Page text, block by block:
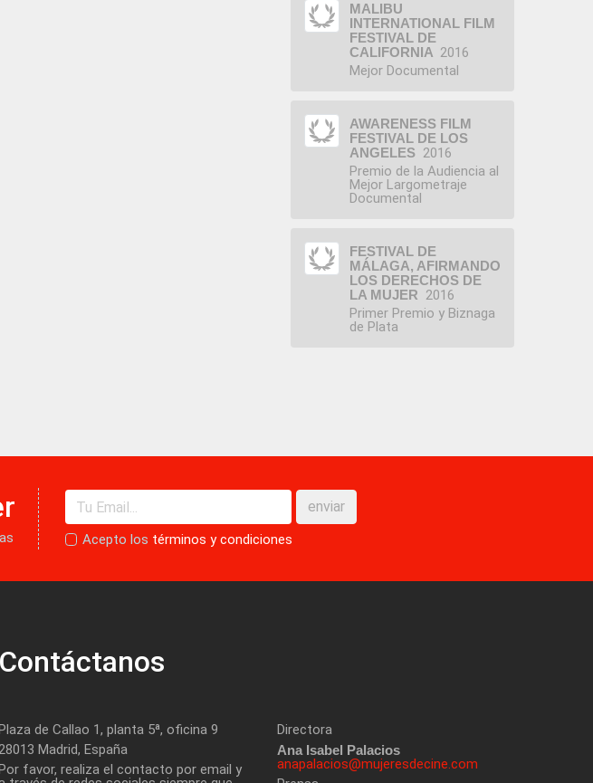
MALIBU
INTERNATIONAL FILM
FESTIVAL DE
CALIFORNIA 2016
Mejor Documental
AWARENESS FILM
FESTIVAL DE LOS
ANGELES 2016
Premio de la Audiencia al
Mejor Largometraje
Documental
FESTIVAL DE
MÁLAGA, AFIRMANDO
LOS DERECHOS DE
LA MUJER 2016
Primer Premio y Biznaga
de Plata
enviar
Acepto los términos y condiciones
Contáctanos
de Callao 1, planta 5ª, oficina 9
28013 Madrid, España
favor, realiza el contacto por email y
Directora
Ana Isabel Palacios
anapalacios@mujeresdecine.com